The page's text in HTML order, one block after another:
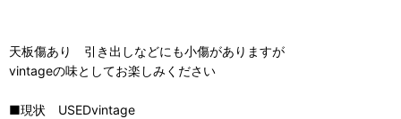
天板傷あり 引き出しなどにも小傷がありますが
vintageの味としてお楽しみください
■現状 USEDvintage